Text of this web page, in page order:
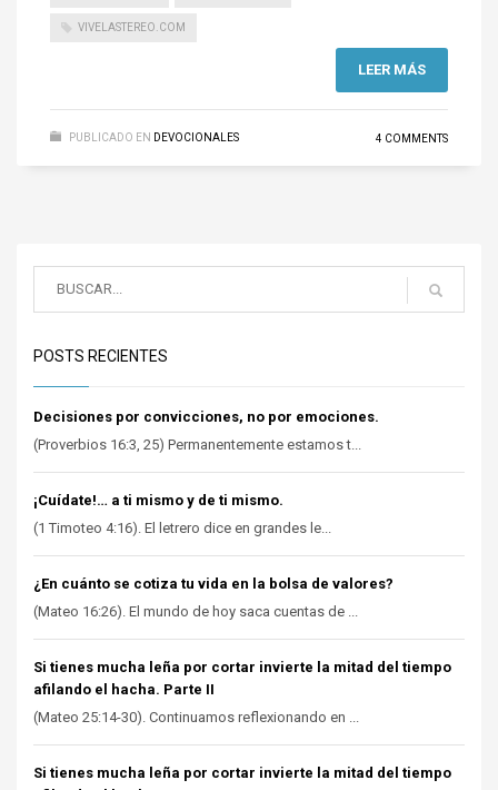
VIVELASTEREO.COM
LEER MÁS
PUBLICADO EN DEVOCIONALES 4 COMMENTS
POSTS RECIENTES
Decisiones por convicciones, no por emociones.
(Proverbios 16:3, 25) Permanentemente estamos t...
¡Cuídate!… a ti mismo y de ti mismo.
(1 Timoteo 4:16). El letrero dice en grandes le...
¿En cuánto se cotiza tu vida en la bolsa de valores?
(Mateo 16:26). El mundo de hoy saca cuentas de ...
Si tienes mucha leña por cortar invierte la mitad del tiempo
afilando el hacha. Parte II
(Mateo 25:14-30). Continuamos reflexionando en ...
Si tienes mucha leña por cortar invierte la mitad del tiempo